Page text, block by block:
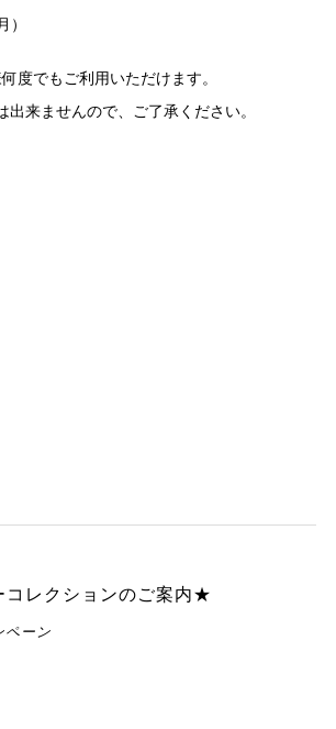
）
度でもご利用いただけます。
出来ませんので、ご了承ください。
レクションのご案内★
ペーン